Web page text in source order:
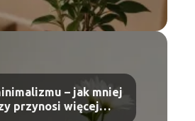
– jak mniej
przynosi więcej